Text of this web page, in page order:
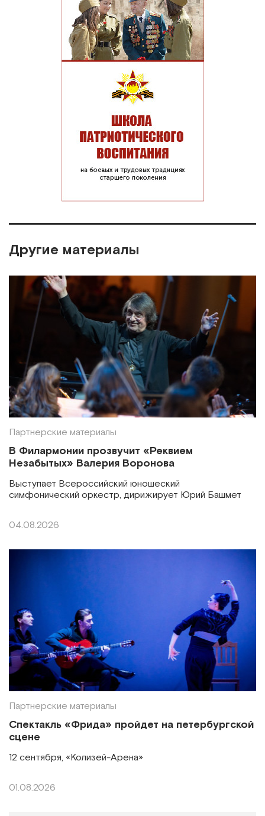
Другие материалы
Партнерские материалы
В Филармонии прозвучит «Реквием
Незабытых» Валерия Воронова
Выступает Всероссийский юношеский
симфонический оркестр, дирижирует Юрий Башмет
04.08.2026
Партнерские материалы
Спектакль «Фрида» пройдет на петербургской
сцене
12 сентября, «Колизей-Арена»
01.08.2026